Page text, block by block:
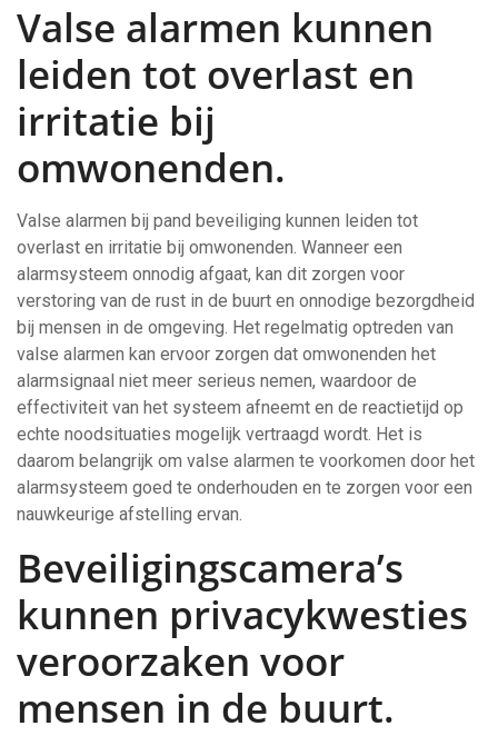
Valse alarmen kunnen
leiden tot overlast en
irritatie bij
omwonenden.
Valse alarmen bij pand beveiliging kunnen leiden tot
overlast en irritatie bij omwonenden. Wanneer een
alarmsysteem onnodig afgaat, kan dit zorgen voor
verstoring van de rust in de buurt en onnodige bezorgdheid
bij mensen in de omgeving. Het regelmatig optreden van
valse alarmen kan ervoor zorgen dat omwonenden het
alarmsignaal niet meer serieus nemen, waardoor de
effectiviteit van het systeem afneemt en de reactietijd op
echte noodsituaties mogelijk vertraagd wordt. Het is
daarom belangrijk om valse alarmen te voorkomen door het
alarmsysteem goed te onderhouden en te zorgen voor een
nauwkeurige afstelling ervan.
Beveiligingscamera’s
kunnen privacykwesties
veroorzaken voor
mensen in de buurt.